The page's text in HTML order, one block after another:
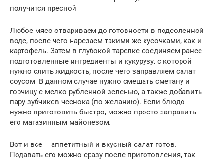
получится пресной
Любое мясо отвариваем до готовности в подсоленной
воде, после чего нарезаем такими же кусочками, как и
картофель. Затем в глубокой тарелке соединяем ранее
подготовленные ингредиенты и кукурузу, с которой
нужно слить жидкость, после чего заправляем салат
соусом. В данном случае нужно смешать сметану и
горчицу с мелко рубленной зеленью, а также добавить
пару зубчиков чеснока (по желанию). Если блюдо
нужно приготовить быстро, можно просто заправить
его магазинным майонезом.
Вот и все – аппетитный и вкусный салат готов.
Подавать его можно сразу после приготовления, так